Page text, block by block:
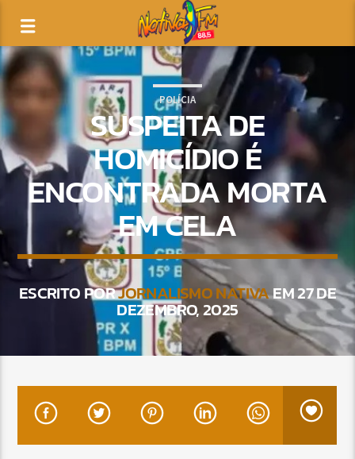
POLÍCIA
SUSPEITA DE
HOMICÍDIO É
ENCONTRADA MORTA
EM CELA
ESCRITO PORJORNALISMO NATIVAEM 27 DE
DEZEMBRO, 2025